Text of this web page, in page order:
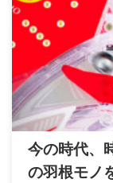
今の時代、
の羽根モノ